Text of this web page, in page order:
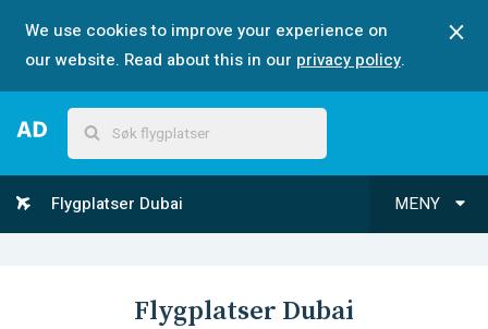
We use cookies to improve your experience on
our website. Read about this in our privacy policy.
MENY
Flygplatser Dubai
Flygplatser Dubai